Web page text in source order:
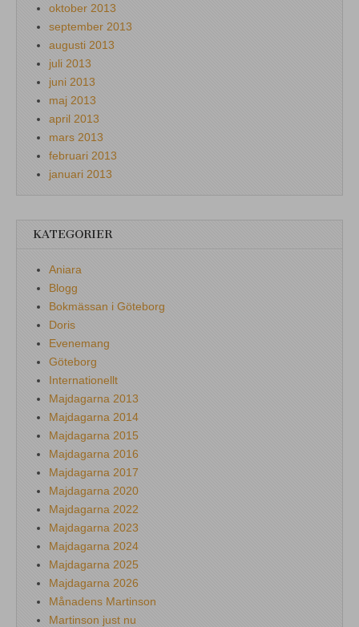
oktober 2013
september 2013
augusti 2013
juli 2013
juni 2013
maj 2013
april 2013
mars 2013
februari 2013
januari 2013
KATEGORIER
Aniara
Blogg
Bokmässan i Göteborg
Doris
Evenemang
Göteborg
Internationellt
Majdagarna 2013
Majdagarna 2014
Majdagarna 2015
Majdagarna 2016
Majdagarna 2017
Majdagarna 2020
Majdagarna 2022
Majdagarna 2023
Majdagarna 2024
Majdagarna 2025
Majdagarna 2026
Månadens Martinson
Martinson just nu